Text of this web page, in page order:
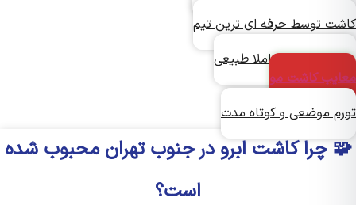
توسط حرفه ای ترین تیم
دائمی و کاملا طبیعی
کاشت مو
موضعی و کوتاه مدت
چرا کاشت ابرو در جنوب تهران محبوب شده
است؟